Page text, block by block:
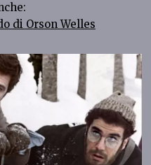
di Orson Welles